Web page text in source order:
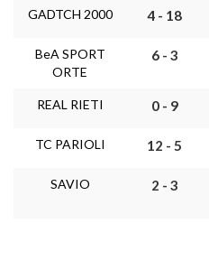
GADTCH 2000 4 - 18
BeA SPORT
ORTE
6 - 3
REAL RIETI 0 - 9
TC PARIOLI 12 - 5
SAVIO 2 - 3